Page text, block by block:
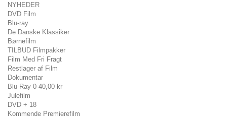
NYHEDER
DVD Film
Blu-ray
De Danske Klassiker
Børnefilm
TILBUD Filmpakker
Film Med Fri Fragt
Restlager af Film
Dokumentar
Blu-Ray 0-40,00 kr
Julefilm
DVD + 18
Kommende Premierefilm